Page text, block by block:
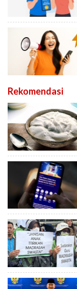
Rekomendasi